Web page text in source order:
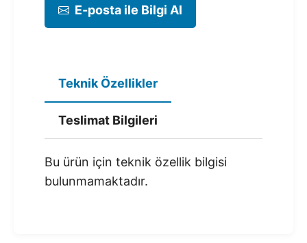
E-posta ile Bilgi Al
Teknik Özellikler
Teslimat Bilgileri
Bu ürün için teknik özellik bilgisi
bulunmamaktadır.